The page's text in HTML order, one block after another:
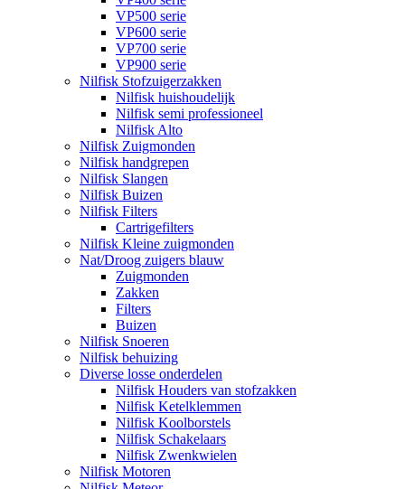
VP500 serie
VP600 serie
VP700 serie
VP900 serie
Nilfisk Stofzuigerzakken
Nilfisk huishoudelijk
Nilfisk semi professioneel
Nilfisk Alto
Nilfisk Zuigmonden
Nilfisk handgrepen
Nilfisk Slangen
Nilfisk Buizen
Nilfisk Filters
​Cartrigefilters
Nilfisk Kleine zuigmonden
Nat/Droog zuigers blauw
Zuigmonden
Zakken
Filters
Buizen
Nilfisk Snoeren
Nilfisk behuizing
Diverse losse onderdelen
Nilfisk Houders van stofzakken
Nilfisk Ketelklemmen
Nilfisk Koolborstels
Nilfisk Schakelaars
Nilfisk Zwenkwielen
Nilfisk Motoren